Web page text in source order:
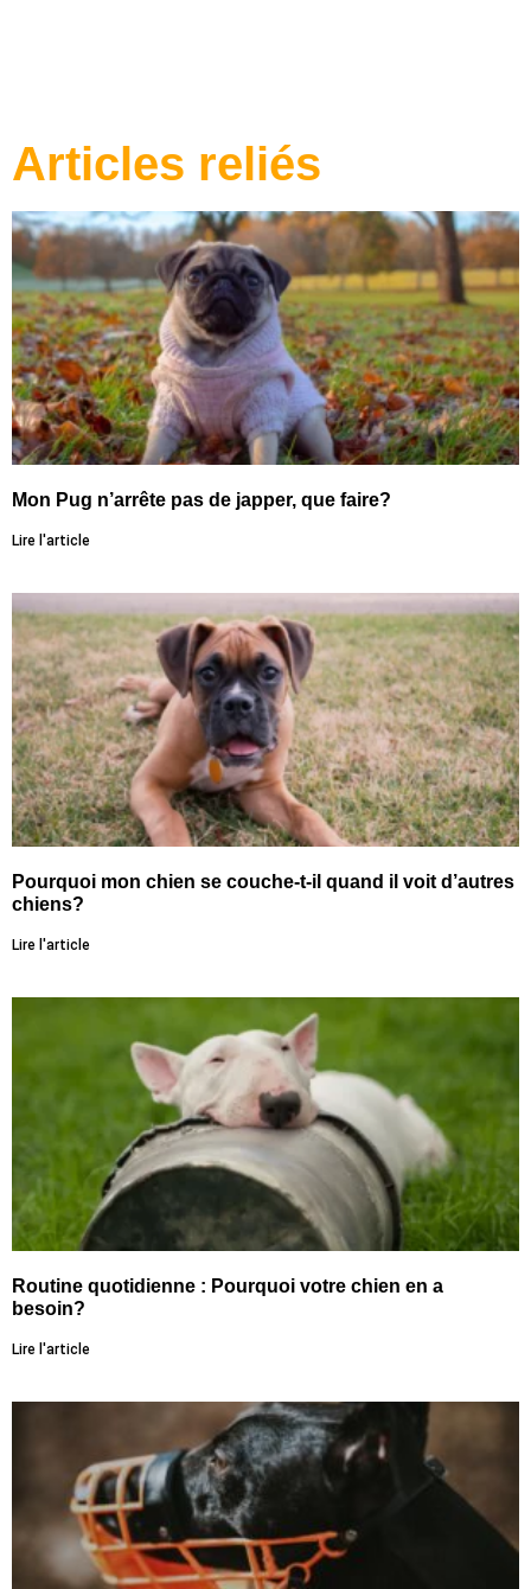
Articles reliés
Mon Pug n’arrête pas de japper, que faire?
Lire l'article
Pourquoi mon chien se couche-t-il quand il voit d’autres
chiens?
Lire l'article
Routine quotidienne : Pourquoi votre chien en a
besoin?
Lire l'article